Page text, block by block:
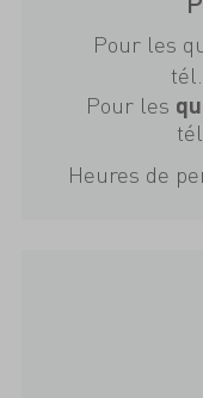
Pour les
Pour les
Heures de